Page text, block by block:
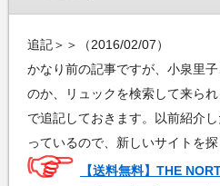
追記＞＞（2016/02/07）
かなり前の記事ですが、小泉里
のか、リュックを検索して来ら
で追記しておきます。以前紹介
っているので、新しいサイトを探
【送料無料】THE